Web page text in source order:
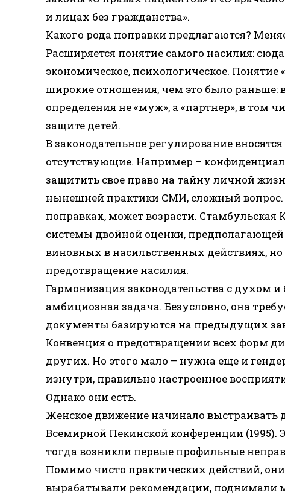
и лицах без гражданства».
Какого рода поправки предлагаются?
Расширяется понятие самого насилия:
экономическое, психологическое. Понятие
широкие отношения, чем это было раньше:
определения не «муж», а «партнер», в том
защите детей.
В законодательное регулирование
отсутствующие. Например –
защитить свое право на тайну личной
нынешней практики СМИ, сложный вопрос.
поправках, может возрасти. Стамбульская
системы двойной оценки, предполагающей
виновных в насильственных действиях,
предотвращение насилия.
Гармонизация законодательства с духом
амбициозная задача. Безусловно, она
документы базируются на предыдущих
Конвенция о предотвращении всех форм
других. Но этого мало – нужна еще и
изнутри, правильно настроенное
Однако они есть.
Женское движение начинало выстраивать
Всемирной Пекинской конференции (1995).
тогда возникли первые профильные
Помимо чисто практических действий,
вырабатывали рекомендации, поднимали